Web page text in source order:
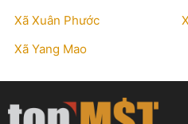
Xã Xuân Phước
Xã Yang Mao